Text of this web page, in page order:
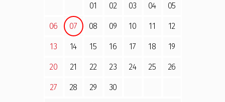
01 02 03 04 05
06 07 08 09 10 11 12
13 14 15 16 17 18 19
20 21 22 23 24 25 26
27 28 29 30